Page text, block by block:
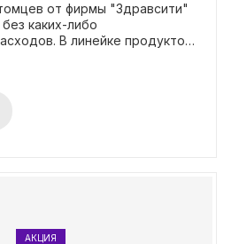
от фирмы "Здравсити"
каких-либо
В линейке продуктов
животных, специальные
препараты, и многое
что условие бесплатной
АКЦИЯ